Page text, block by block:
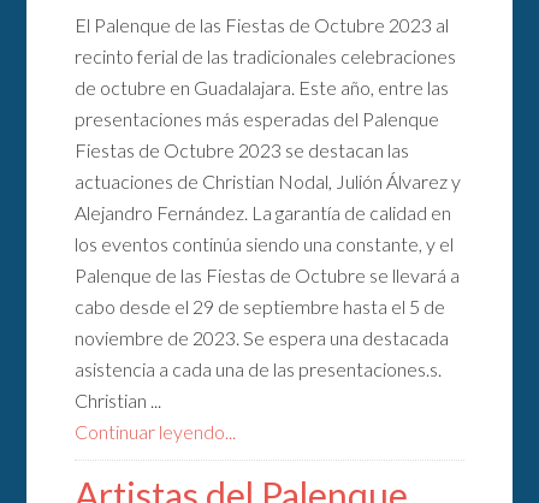
El Palenque de las Fiestas de Octubre 2023 al
recinto ferial de las tradicionales celebraciones
de octubre en Guadalajara. Este año, entre las
presentaciones más esperadas del Palenque
Fiestas de Octubre 2023 se destacan las
actuaciones de Christian Nodal, Julión Álvarez y
Alejandro Fernández. La garantía de calidad en
los eventos continúa siendo una constante, y el
Palenque de las Fiestas de Octubre se llevará a
cabo desde el 29 de septiembre hasta el 5 de
noviembre de 2023. Se espera una destacada
asistencia a cada una de las presentaciones.s.
Christian ...
Continuar leyendo...